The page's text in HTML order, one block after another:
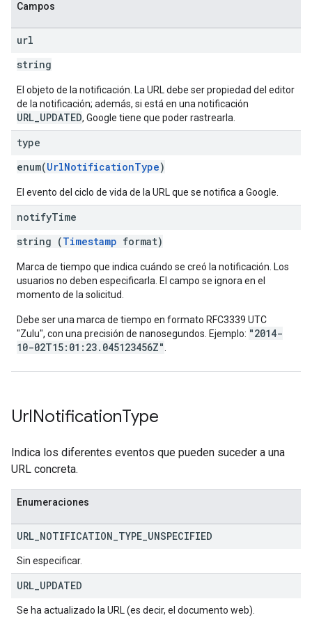
Campos
url
string
El objeto de la notificación. La URL debe ser propiedad del editor
de la notificación; además, si está en una notificación
URL_UPDATED, Google tiene que poder rastrearla.
type
enum(UrlNotificationType)
El evento del ciclo de vida de la URL que se notifica a Google.
notifyTime
string (Timestamp format)
Marca de tiempo que indica cuándo se creó la notificación. Los
usuarios no deben especificarla. El campo se ignora en el
momento de la solicitud.
Debe ser una marca de tiempo en formato RFC3339 UTC
"Zulu", con una precisión de nanosegundos. Ejemplo: "2014-
10-02T15:01:23.045123456Z"
UrlNotificationType
Indica los diferentes eventos que pueden suceder a una
URL concreta.
Enumeraciones
URL NOTIFICATION TYPE UNSPECIFIED
Sin especificar.
URL UPDATED
Se ha actualizado la URL (es decir, el documento web).